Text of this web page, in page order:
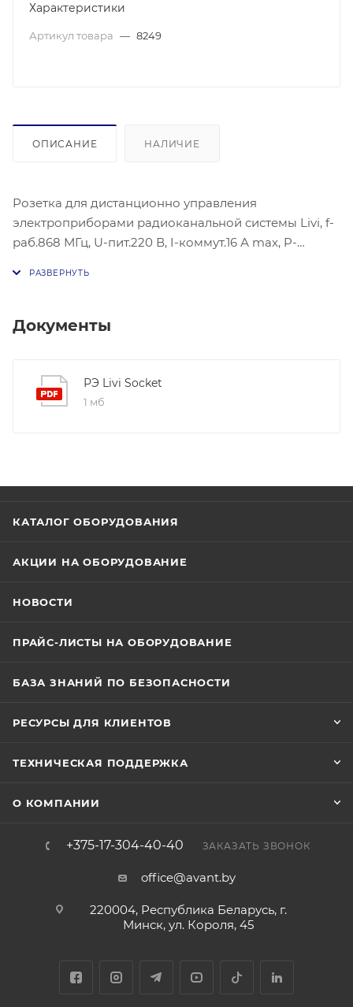
Характеристики
Артикул товара — 8249
ОПИСАНИЕ НАЛИЧИЕ
Розетка для дистанционно управления
электроприборами радиоканальной системы Livi, f-
раб.868 МГц, U-пит.220 В, I-коммут.16 А max, P-
силовой нагрузкой по команде контрольного
Документы
РЭ Livi Socket
1 мб
КАТАЛОГ ОБОРУДОВАНИЯ
АКЦИИ НА ОБОРУДОВАНИЕ
НОВОСТИ
ПРАЙС-ЛИСТЫ НА ОБОРУДОВАНИЕ
БАЗА ЗНАНИЙ ПО БЕЗОПАСНОСТИ
РЕСУРСЫ ДЛЯ КЛИЕНТОВ
ТЕХНИЧЕСКАЯ ПОДДЕРЖКА
О КОМПАНИИ
+375-17-304-40-40 ЗАКАЗАТЬ ЗВОНОК
office@avant.by
220004, Республика Беларусь, г.
Минск, ул. Короля, 45